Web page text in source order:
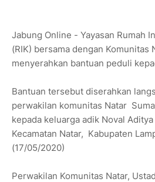
Jabung Online - Yayasan Rumah
(RIK) bersama dengan Komunitas
menyerahkan bantuan peduli
Bantuan tersebut diserahkan
perwakilan komunitas Natar
kepada keluarga adik Noval
Kecamatan Natar, Kabupaten
(17/05/2020)
Perwakilan Komunitas Natar,